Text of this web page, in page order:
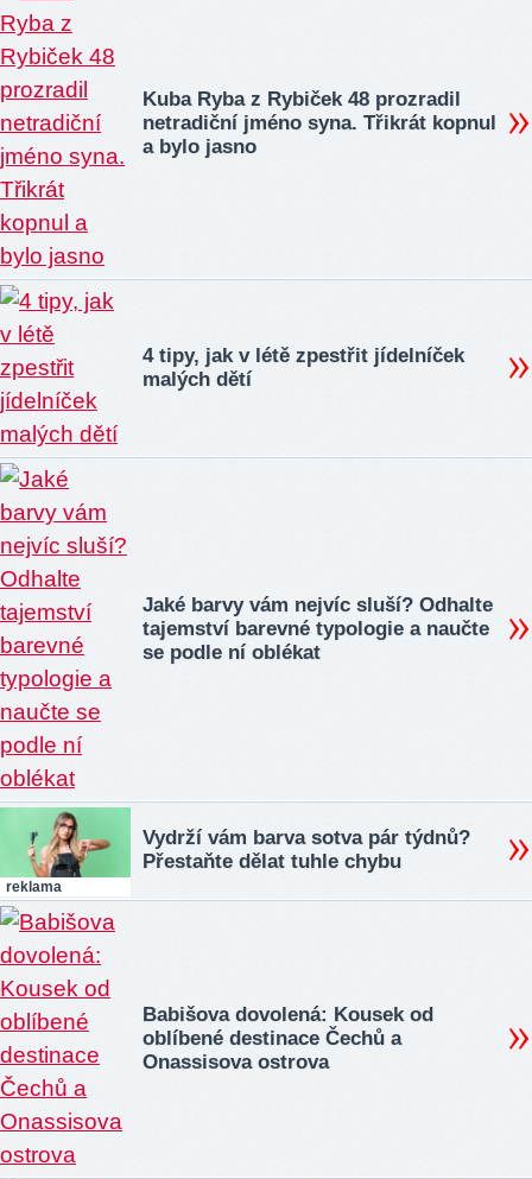
Kuba Ryba z Rybiček 48 prozradil
netradiční jméno syna. Třikrát kopnul
a bylo jasno
4 tipy, jak v létě zpestřit jídelníček
malých dětí
Jaké barvy vám nejvíc sluší? Odhalte
tajemství barevné typologie a naučte
se podle ní oblékat
reklama
Vydrží vám barva sotva pár týdnů?
Přestaňte dělat tuhle chybu
Babišova dovolená: Kousek od
oblíbené destinace Čechů a
Onassisova ostrova